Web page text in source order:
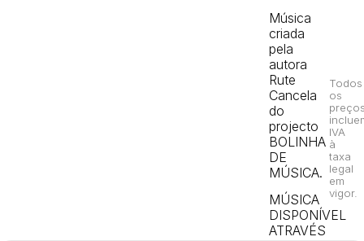
Música
criada
pela
autora
Rute
Cancela
do
projecto
BOLINHA
DE
MÚSICA.
MÚSICA
DISPONÍVEL
ATRAVÉS
Todos
os
IVA
à
taxa
legal
em
vigor.